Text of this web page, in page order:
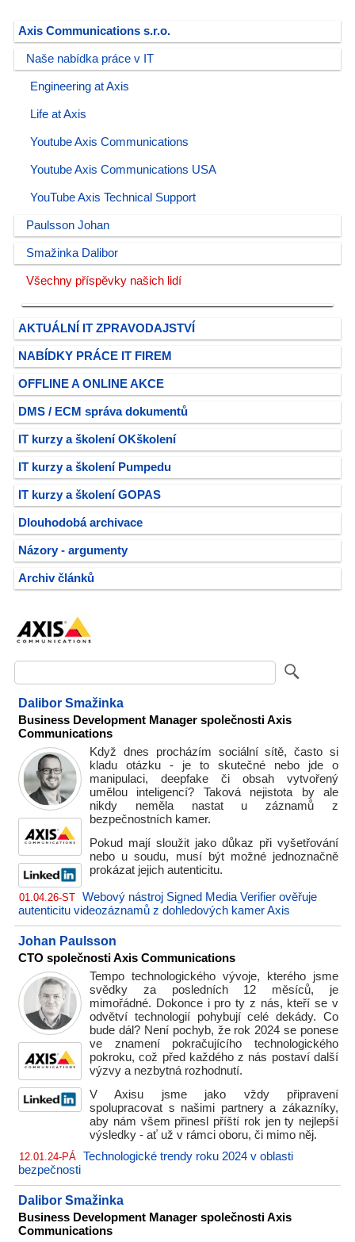
Axis Communications s.r.o.
Naše nabídka práce v IT
Engineering at Axis
Life at Axis
Youtube Axis Communications
Youtube Axis Communications USA
YouTube Axis Technical Support
Paulsson Johan
Smažinka Dalibor
Všechny příspěvky našich lidí
AKTUÁLNÍ IT ZPRAVODAJSTVÍ
NABÍDKY PRÁCE IT FIREM
OFFLINE A ONLINE AKCE
DMS / ECM správa dokumentů
IT kurzy a školení OKškolení
IT kurzy a školení Pumpedu
IT kurzy a školení GOPAS
Dlouhodobá archivace
Názory - argumenty
Archiv článků
Dalibor Smažinka
Business Development Manager společnosti Axis
Communications
Když dnes procházím sociální sítě, často si
kladu otázku - je to skutečné nebo jde o
manipulaci, deepfake či obsah vytvořený
umělou inteligencí? Taková nejistota by ale
nikdy neměla nastat u záznamů z
bezpečnostních kamer.
Pokud mají sloužit jako důkaz při vyšetřování
nebo u soudu, musí být možné jednoznačně
prokázat jejich autenticitu.
01.04.26-ST Webový nástroj Signed Media Verifier ověřuje
autenticitu videozáznamů z dohledových kamer Axis
Johan Paulsson
CTO společnosti Axis Communications
Tempo technologického vývoje, kterého jsme
svědky za posledních 12 měsíců, je
mimořádné. Dokonce i pro ty z nás, kteří se v
odvětví technologií pohybují celé dekády. Co
bude dál? Není pochyb, že rok 2024 se ponese
ve znamení pokračujícího technologického
pokroku, což před každého z nás postaví další
výzvy a nezbytná rozhodnutí.
V Axisu jsme jako vždy připravení
spolupracovat s našimi partnery a zákazníky,
aby nám všem přinesl příští rok jen ty nejlepší
výsledky - ať už v rámci oboru, či mimo něj.
12.01.24-PÁ Technologické trendy roku 2024 v oblasti
bezpečnosti
Dalibor Smažinka
Business Development Manager společnosti Axis
Communications